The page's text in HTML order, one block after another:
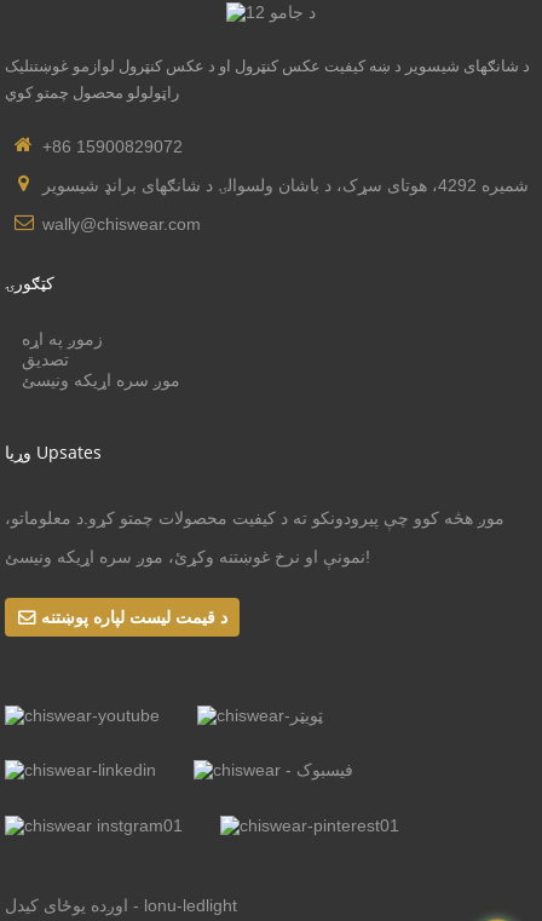
د شانګهای شیسویر د ښه کیفیت عکس کنټرول او د عکس کنټرول لوازمو غوښتنلیک
راټولولو محصول چمتو کوي
+86 15900829072
شمیره 4292، هوتای سړک، د باشان ولسوالۍ د شانګهای برانډ شیسویر
wally@chiswear.com
کټګورۍ
زموږ په اړه
تصدیق
موږ سره اړیکه ونیسئ
وړیا Upsates
موږ هڅه کوو چې پیرودونکو ته د کیفیت محصولات چمتو کړو.د معلوماتو،
نمونې او نرخ غوښتنه وکړئ، موږ سره اړیکه ونیسئ!
د قیمت لیست لپاره پوښتنه
اوږده یوځای کیدل - lonu-ledlight